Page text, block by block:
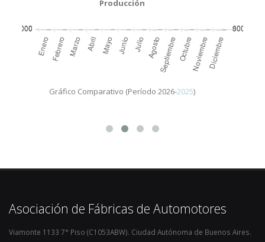
(Período 2026-2025) Gráfico Comparativo
Asociación de Fábricas de Automotores
Viamonte 1133 7° Piso (C1053ABW). Ciudad Autónoma de Buenos Aires.